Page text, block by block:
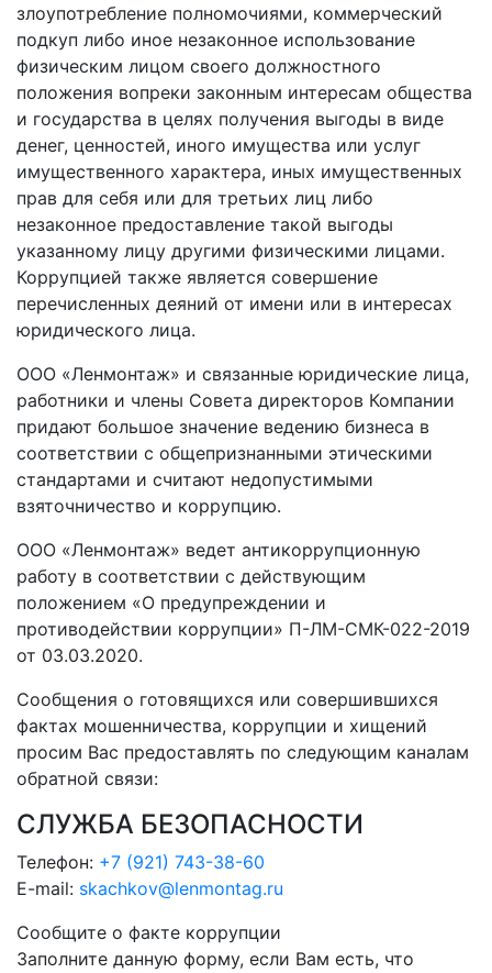
злоупотребление полномочиями, коммерческий
подкуп либо иное незаконное использование
физическим лицом своего должностного
положения вопреки законным интересам общества
и государства в целях получения выгоды в виде
денег, ценностей, иного имущества или услуг
имущественного характера, иных имущественных
прав для себя или для третьих лиц либо
незаконное предоставление такой выгоды
указанному лицу другими физическими лицами.
Коррупцией также является совершение
перечисленных деяний от имени или в интересах
юридического лица.
ООО «Ленмонтаж» и связанные юридические лица,
работники и члены Совета директоров Компании
придают большое значение ведению бизнеса в
соответствии с общепризнанными этическими
стандартами и считают недопустимыми
взяточничество и коррупцию.
ООО «Ленмонтаж» ведет антикоррупционную
работу в соответствии с действующим
положением «О предупреждении и
противодействии коррупции» П-ЛМ-СМК-022-2019
от 03.03.2020.
Сообщения о готовящихся или совершившихся
фактах мошенничества, коррупции и хищений
просим Вас предоставлять по следующим каналам
обратной связи:
СЛУЖБА БЕЗОПАСНОСТИ
Телефон: +7 (921) 743-38-60
E-mail: skachkov@lenmontag.ru
Сообщите о факте коррупции
Заполните данную форму, если Вам есть, что